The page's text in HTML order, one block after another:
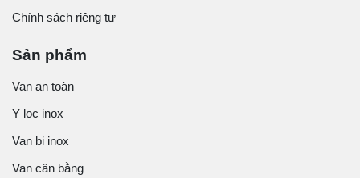
Chính sách riêng tư
Sản phẩm
Van an toàn
Y lọc inox
Van bi inox
Van cân bằng